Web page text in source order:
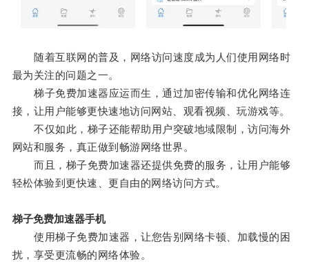
随着互联网的普及，网络访问速度成为人们使用网络时
最为关注的问题之一。
梯子免费加速器应运而生，通过加密传输和优化网络连
接，让用户能够更快速地访问网站、观看视频、玩游戏等。
不仅如此，梯子还能帮助用户突破地域限制，访问海外
网站和服务，真正做到畅游网络世界。
而且，梯子免费加速器还提供免费的服务，让用户能够
轻松体验到更快速、更自由的网络访问方式。
梯子免费加速器手机
使用梯子免费加速器，让您告别网络卡顿、加载慢的困
扰，享受更流畅的网络体验。